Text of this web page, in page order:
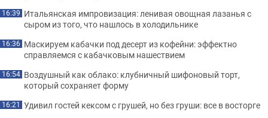
16:39 Итальянская импровизация: ленивая овощная лазанья с
сыром из того, что нашлось в холодильнике
16:36 Маскируем кабачки под десерт из кофейни: эффектно
справляемся с кабачковым нашествием
16:54 Воздушный как облако: клубничный шифоновый торт,
который сохраняет форму
16:21 Удивил гостей кексом с грушей, но без груши: все в восторге